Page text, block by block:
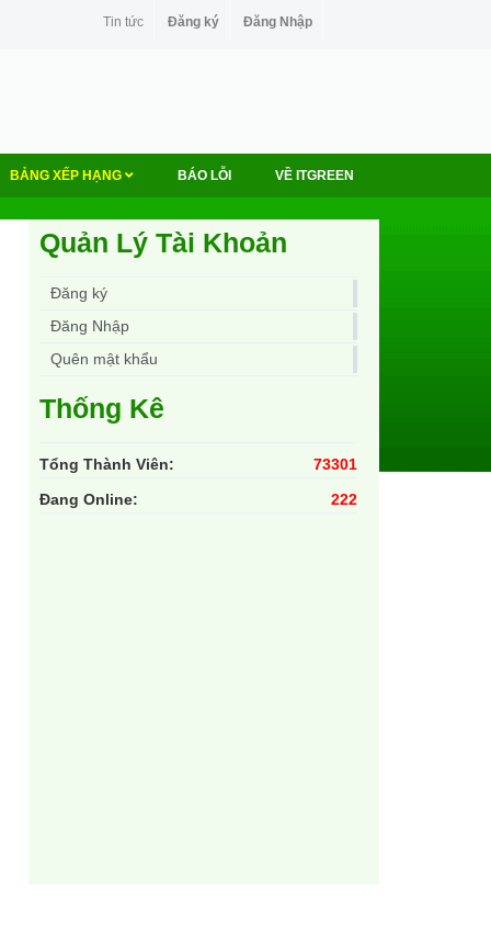
Tin tức Đăng ký Đăng Nhập
BẢNG XẾP HẠNG BÁO LỖI VỀ ITGREEN
Quản Lý Tài Khoản
Đăng ký
Đăng Nhập
Quên mật khẩu
Thống Kê
Tổng Thành Viên:
73301
Đang Online:
222